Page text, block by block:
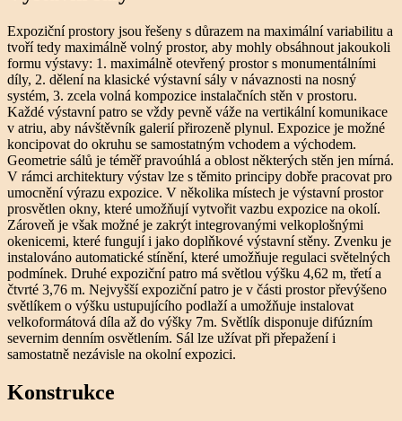
Expoziční prostory jsou řešeny s důrazem na maximální variabilitu a
tvoří tedy maximálně volný prostor, aby mohly obsáhnout jakoukoli
formu výstavy: 1. maximálně otevřený prostor s monumentálními
díly, 2. dělení na klasické výstavní sály v návaznosti na nosný
systém, 3. zcela volná kompozice instalačních stěn v prostoru.
Každé výstavní patro se vždy pevně váže na vertikální komunikace
v atriu, aby návštěvník galerií přirozeně plynul. Expozice je možné
koncipovat do okruhu se samostatným vchodem a východem.
Geometrie sálů je téměř pravoúhlá a oblost některých stěn jen mírná.
V rámci architektury výstav lze s těmito principy dobře pracovat pro
umocnění výrazu expozice. V několika místech je výstavní prostor
prosvětlen okny, které umožňují vytvořit vazbu expozice na okolí.
Zároveň je však možné je zakrýt integrovanými velkoplošnými
okenicemi, které fungují i jako doplňkové výstavní stěny. Zvenku je
instalováno automatické stínění, které umožňuje regulaci světelných
podmínek. Druhé expoziční patro má světlou výšku 4,62 m, třetí a
čtvrté 3,76 m. Nejvyšší expoziční patro je v části prostor převýšeno
světlíkem o výšku ustupujícího podlaží a umožňuje instalovat
velkoformátová díla až do výšky 7m. Světlík disponuje difúzním
severnim denním osvětlením. Sál lze užívat při přepažení i
samostatně nezávisle na okolní expozici.
Konstrukce